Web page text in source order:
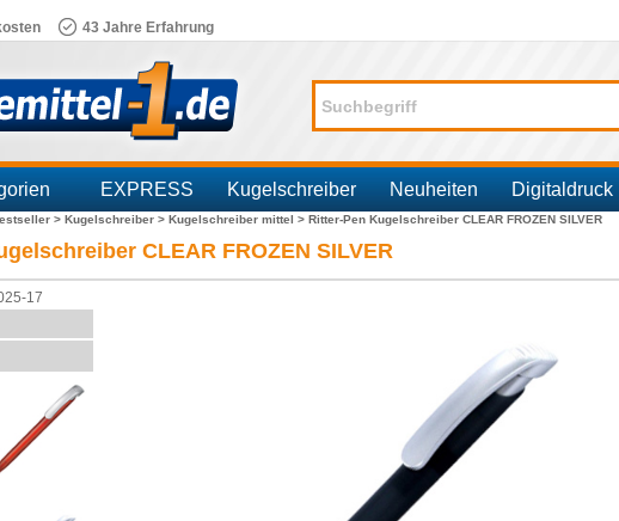
43 Jahre Erfahrung
EXPRESS Kugelschreiber Neuheiten Digitaldruck
> Kugelschreiber > Kugelschreiber mittel > Ritter-Pen Kugelschreiber CLEAR FROZEN SILVER
CLEAR FROZEN SILVER
17